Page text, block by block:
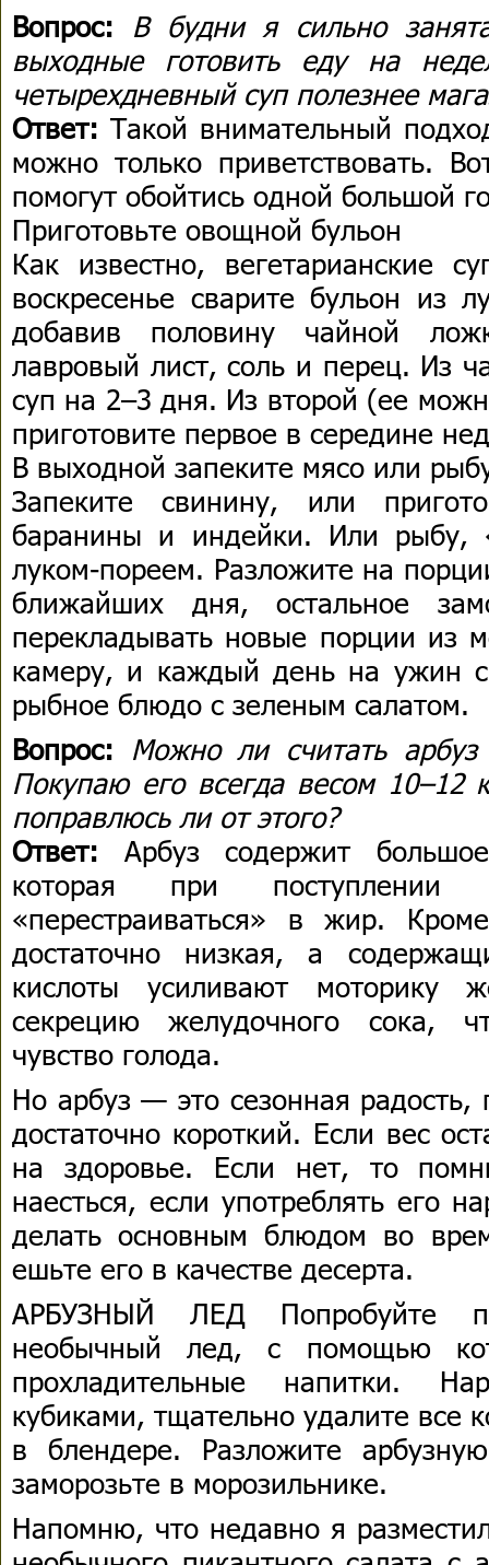
Вопрос: В будни я сильно
выходные готовить еду на
четырехдневный суп полезнее
Ответ: Такой внимательный
можно только приветствовать.
помогут обойтись одной большой
Приготовьте овощной бульон
Как известно, вегетарианские
воскресенье сварите бульон из
добавив половину чайной
лавровый лист, соль и перец. Из
суп на 2–3 дня. Из второй (ее
приготовите первое в середине
В выходной запеките мясо или
Запеките свинину, или
баранины и индейки. Или рыбу,
луком-пореем. Разложите на
ближайших дня, остальное
перекладывать новые порции из
камеру, и каждый день на ужин
рыбное блюдо с зеленым салатом.
Вопрос: Можно ли считать
Покупаю его всегда весом 10–12
поправлюсь ли от этого?
Ответ: Арбуз содержит
которая при
«перестраиваться» в жир.
достаточно низкая, а
кислоты усиливают моторику
секрецию желудочного сока,
чувство голода.
Но арбуз — это сезонная радость,
достаточно короткий. Если вес
на здоровье. Если нет, то
наесться, если употреблять его
делать основным блюдом во
ешьте его в качестве десерта.
АРБУЗНЫЙ ЛЕД Попробуйте
необычный лед, с помощью
прохладительные напитки.
кубиками, тщательно удалите все
в блендере. Разложите
заморозьте в морозильнике.
Напомню, что недавно я